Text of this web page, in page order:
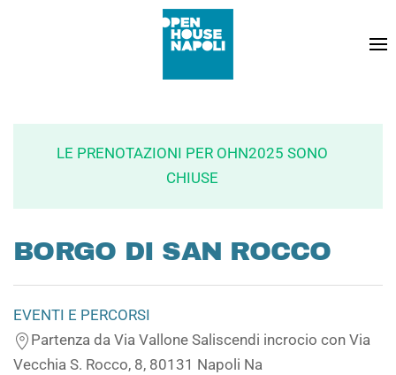
LE PRENOTAZIONI PER OHN2025 SONO
CHIUSE
BORGO DI SAN ROCCO
EVENTI E PERCORSI
Partenza da Via Vallone Saliscendi incrocio con Via
Vecchia S. Rocco, 8, 80131 Napoli Na